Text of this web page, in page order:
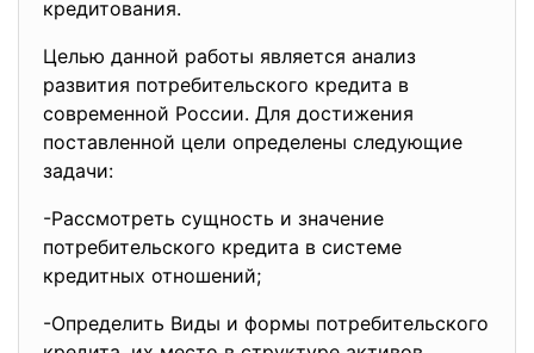
кредитования.
Целью данной работы является анализ
развития потребительского кредита в
современной России. Для достижения
поставленной цели определены следующие
задачи:
-Рассмотреть сущность и значение
потребительского кредита в системе
кредитных отношений;
-Определить Виды и формы потребительского